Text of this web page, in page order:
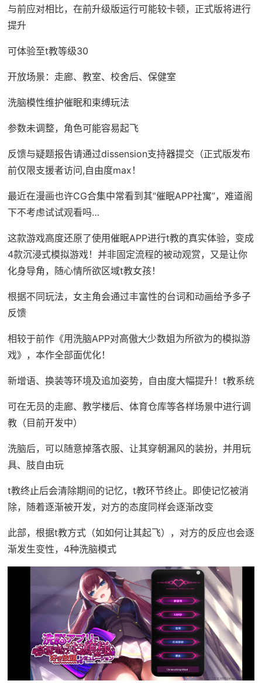
与前应对相比，在前升级版运行可能较卡顿，正式版将进行
提升
可体验至t教等级30
开放场景：走廊、教室、校舍后、保健室
洗脑模性维护催眠和束缚玩法
参数未调整，角色可能容易起飞
反馈与疑题报告请通过dissension支持器提交（正式版发布
前仅限支援者访问,自由度max！
最近在漫画也许CG合集中常看到其“催眠APP社寓”，难道阁
下不考虑试试观看吗…
这款游戏高度还原了使用催眠APP进行t教的真实体验，变成
4款沉浸式模拟游戏！并非固定流程的被动观赏，又是让你
化身导角，随心情所欲区域t教女孩！
根据不同玩法，女主角会通过丰富性的台词和动画给予多子
反馈
相较于前作《用洗脑APP对高傲大少数姐为所欲为的模拟游
戏》，本作全部面优化！
新增语、换装等环境及追加姿势，自由度大幅提升！t教系统
可在无员的走廊、教学楼后、体育仓库等各样场景中进行调
教（目前开发中）
洗脑后，可以随意掉落衣服、让其穿朝漏风的装扮，并用玩
具、肢自由玩
t教终止后会清除期间的记忆，t教环节终止。即使记忆被消
除，随着逐渐被开发，对方的态度同样会逐渐改变
此部，根据t教方式（如如何让其起飞），对方的反应也会逐
渐发生变性，4种洗脑模式